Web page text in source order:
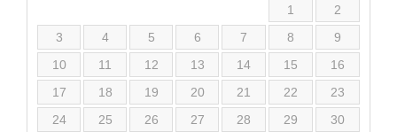
1
2
3
4 5 6 7 8
9
10
11 12 13 14 15
16
17
18 19 20 21 22
23
24
25 26 27 28 29
30